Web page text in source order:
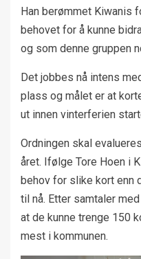
Han berømmet Kiwanis
behovet for å kunne
og som denne gruppen
Det jobbes nå intens
plass og målet er at
ut innen vinterferien
Ordningen skal
året. Ifølge Tore Hoen i
behov for slike kort enn
til nå. Etter samtaler
at de kunne trenge 150
mest i kommunen.